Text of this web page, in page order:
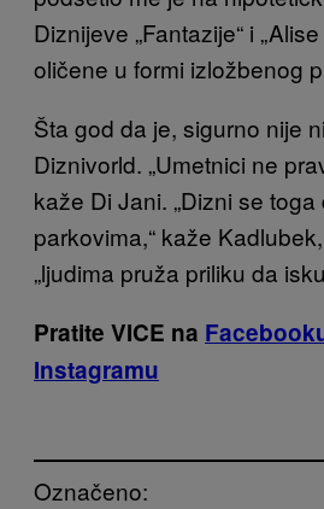
Diznijeve „Fantazije“ i
oličene u formi izložbenog
Šta god da je, sigurno nije
Diznivorld. „Umetnici ne
kaže Di Jani. „Dizni se
parkovima,“ kaže
„ljudima pruža priliku da
Pratite VICE na
Instagramu
Označeno: